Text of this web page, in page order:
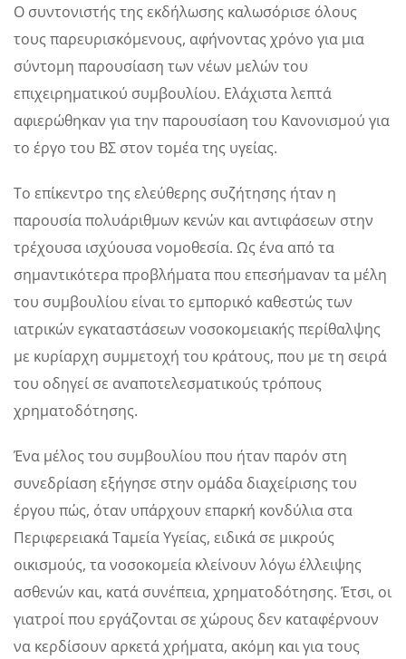
Ο συντονιστής της εκδήλωσης καλωσόρισε όλους
τους παρευρισκόμενους, αφήνοντας χρόνο για μια
σύντομη παρουσίαση των νέων μελών του
επιχειρηματικού συμβουλίου. Ελάχιστα λεπτά
αφιερώθηκαν για την παρουσίαση του Κανονισμού για
το έργο του ΒΣ στον τομέα της υγείας.
Το επίκεντρο της ελεύθερης συζήτησης ήταν η
παρουσία πολυάριθμων κενών και αντιφάσεων στην
τρέχουσα ισχύουσα νομοθεσία. Ως ένα από τα
σημαντικότερα προβλήματα που επεσήμαναν τα μέλη
του συμβουλίου είναι το εμπορικό καθεστώς των
ιατρικών εγκαταστάσεων νοσοκομειακής περίθαλψης
με κυρίαρχη συμμετοχή του κράτους, που με τη σειρά
του οδηγεί σε αναποτελεσματικούς τρόπους
χρηματοδότησης.
Ένα μέλος του συμβουλίου που ήταν παρόν στη
συνεδρίαση εξήγησε στην ομάδα διαχείρισης του
έργου πώς, όταν υπάρχουν επαρκή κονδύλια στα
Περιφερειακά Ταμεία Υγείας, ειδικά σε μικρούς
οικισμούς, τα νοσοκομεία κλείνουν λόγω έλλειψης
ασθενών και, κατά συνέπεια, χρηματοδότησης. Έτσι, οι
γιατροί που εργάζονται σε χώρους δεν καταφέρνουν
να κερδίσουν αρκετά χρήματα, ακόμη και για τους